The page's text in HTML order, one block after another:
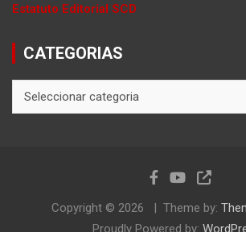
Estatuto Editorial SCD
CATEGORIAS
Copyright © 2026 Theme by:
Proudly Powered by: